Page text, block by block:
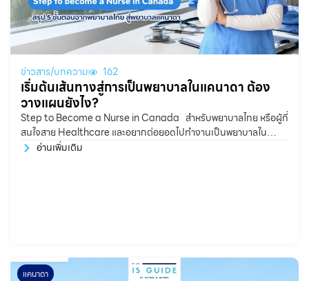
ข่าวสาร/บทความ 162
เริ่มต้นเส้นทางสู่การเป็นพยาบาลในแคนาดา ต้อง
วางแผนยังไง?
Step to Become a Nurse in Canada สำหรับพยาบาลไทย หรือผู้ที่
สนใจสาย Healthcare และอยากต่อยอดไปทำงานเป็นพยาบาลใน
แคนาดา หลายคนอาจสงสัยว่า ต้องเริ่มจากตรงไหน?
อ่านเพิ่มเติม
แคนาดา